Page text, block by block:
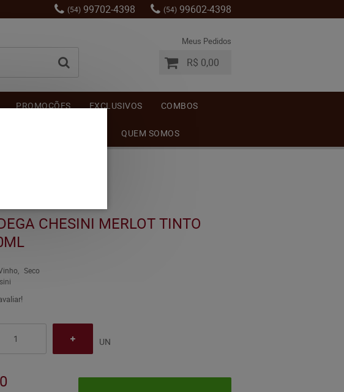
(54) 99702-4398 (54) 99602-4398
Meus Pedidos
R$ 0,00
PROMOÇÕES EXCLUSIVOS COMBOS
QUEM SOMOS
CHESINI MERLOT TINTO
Seco
UN